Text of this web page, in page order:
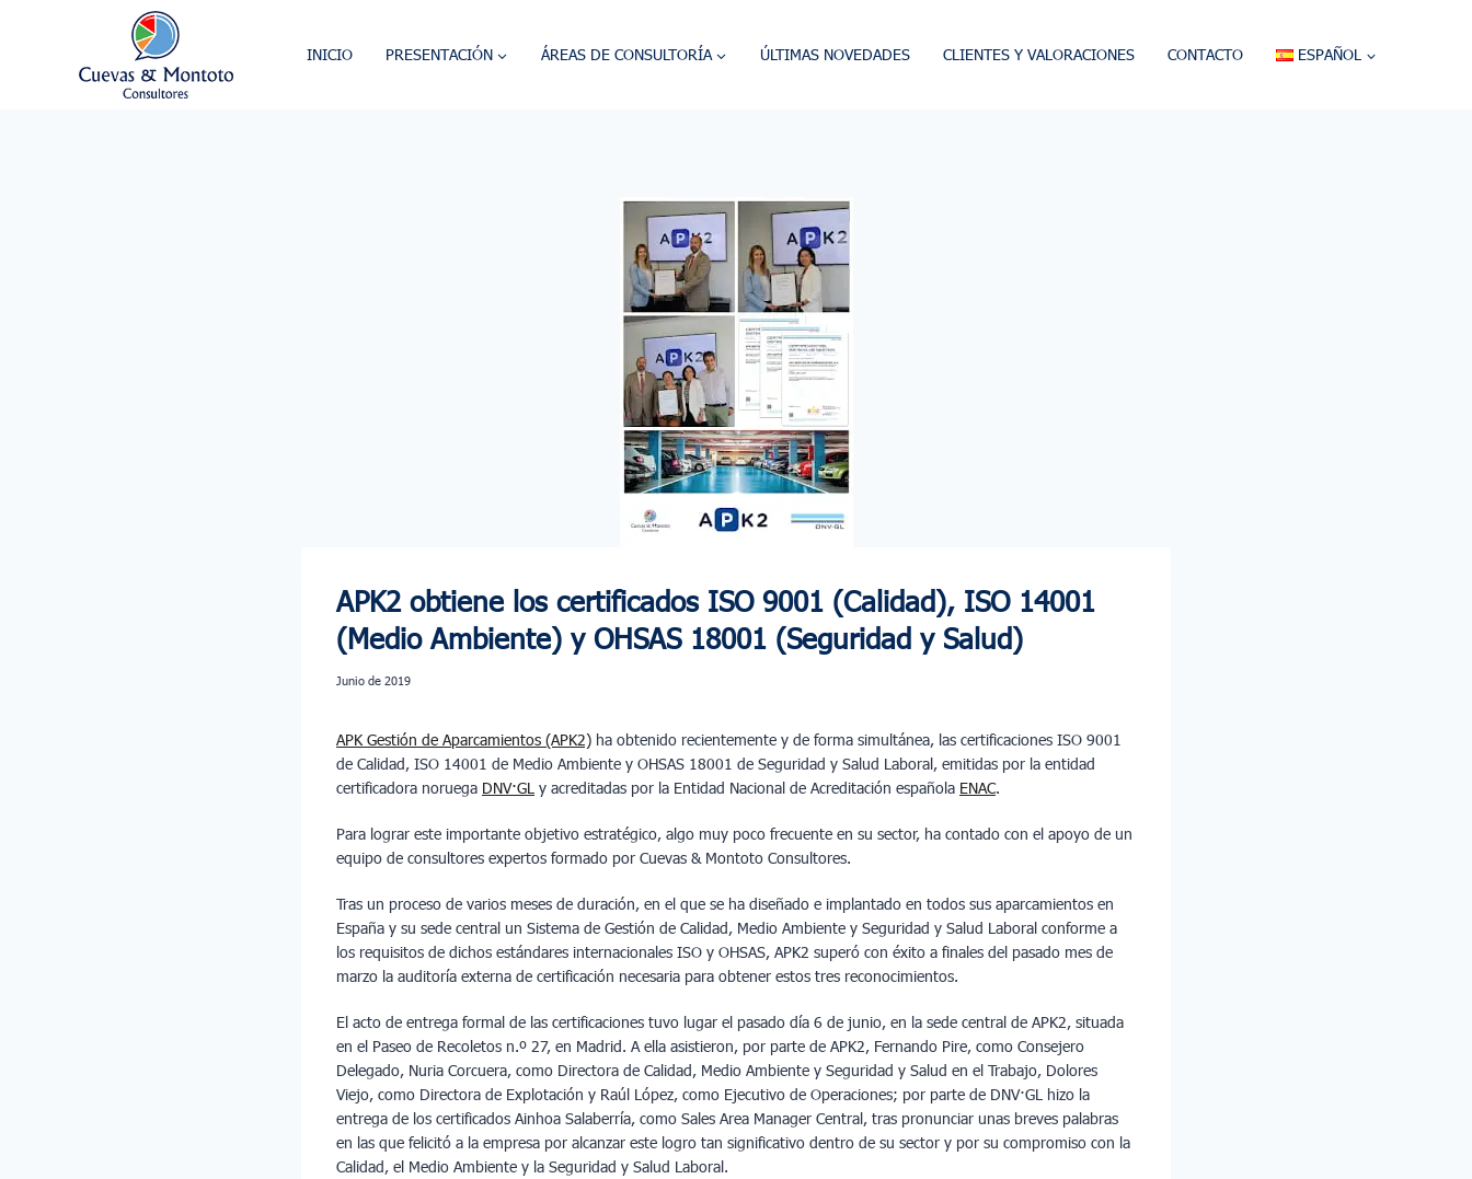
INICIO PRESENTACIÓN ÁREAS DE CONSULTORÍA ÚLTIMAS NOVEDADES CLIENTES Y VALORACIONES CONTACTO ESPAÑOL
APK2 obtiene los certificados ISO 9001 (Calidad), ISO 14001
(Medio Ambiente) y OHSAS 18001 (Seguridad y Salud)
junio de 2019
APK Gestión de Aparcamientos (APK2) ha obtenido recientemente y de forma simultánea, las certificaciones ISO 9001
de Calidad, ISO 14001 de Medio Ambiente y OHSAS 18001 de Seguridad y Salud Laboral, emitidas por la entidad
certificadora noruega DNV·GL y acreditadas por la Entidad Nacional de Acreditación española ENAC.
Para lograr este importante objetivo estratégico, algo muy poco frecuente en su sector, ha contado con el apoyo de un
equipo de consultores expertos formado por Cuevas & Montoto Consultores.
Tras un proceso de varios meses de duración, en el que se ha diseñado e implantado en todos sus aparcamientos en
España y su sede central un Sistema de Gestión de Calidad, Medio Ambiente y Seguridad y Salud Laboral conforme a
los requisitos de dichos estándares internacionales ISO y OHSAS, APK2 superó con éxito a finales del pasado mes de
marzo la auditoría externa de certificación necesaria para obtener estos tres reconocimientos.
El acto de entrega formal de las certificaciones tuvo lugar el pasado día 6 de junio, en la sede central de APK2, situada
en el Paseo de Recoletos n.º 27, en Madrid. A ella asistieron, por parte de APK2, Fernando Pire, como Consejero
Delegado, Nuria Corcuera, como Directora de Calidad, Medio Ambiente y Seguridad y Salud en el Trabajo, Dolores
Viejo, como Directora de Explotación y Raúl López, como Ejecutivo de Operaciones; por parte de DNV·GL hizo la
entrega de los certificados Ainhoa Salaberría, como Sales Area Manager Central, tras pronunciar unas breves palabras
en las que felicitó a la empresa por alcanzar este logro tan significativo dentro de su sector y por su compromiso con la
Calidad, el Medio Ambiente y la Seguridad y Salud Laboral.